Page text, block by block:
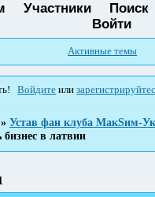
Участники Поиск
Войти
Активные темы
Войдите или
»Устав фан клуба МакSим-
в латвии